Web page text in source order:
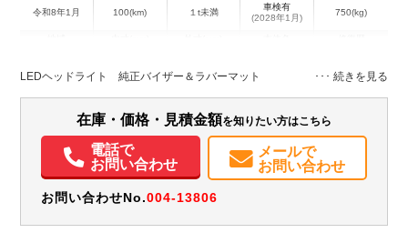
令和8年1月 100(km) １t未満
車検有
(2028年1月)
750(kg)
エアコン パワステ パワーウィンドウ ABS エアバッグ
集中ドアロック
記録簿（一部含む）
取扱説明書（一部含む） メンテナンスノート（保証書）
LEDヘッドライト 純正バイザー＆ラバーマット
在庫・価格・見積金額を知りたい方はこちら
電話で
お問い合わせ
メールで
お問い合わせ
お問い合わせNo.004-13806